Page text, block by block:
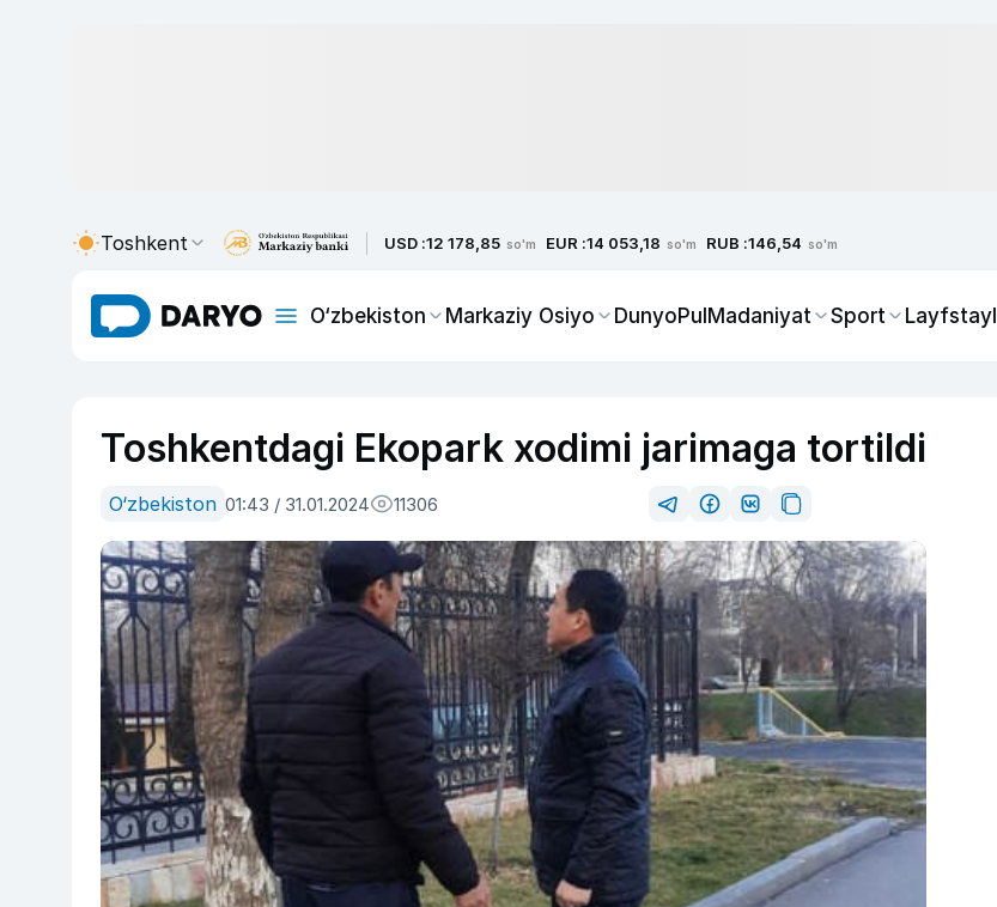
Toshkent USD :12 178,85 so'm EUR :14 053,18 so'm RUB :146,54 so'm
O‘zbekiston Markaziy Osiyo DunyoPulMadaniyat Sport Layfstayl
Toshkentdagi Ekopark xodimi jarimaga tortildi
O‘zbekiston 01:43 / 31.01.2024 11306